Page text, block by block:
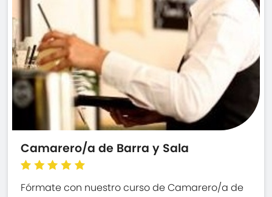
Camarero/a de Barra y Sala
Fórmate con nuestro curso de Camarero/a de